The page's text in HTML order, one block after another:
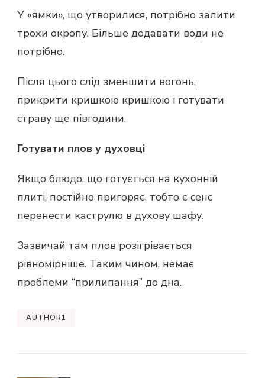
У «ямки», що утворилися, потрібно залити
трохи окропу. Більше додавати води не
потрібно.
Після цього слід зменшити вогонь,
прикрити кришкою кришкою і готувати
страву ще півгодини.
Готувати плов у духовці
Якщо блюдо, що готується на кухонній
плиті, постійно пригоряє, тобто є сенс
перенести каструлю в духову шафу.
Зазвичай там плов розігрівається
рівномірніше. Таким чином, немає
проблеми “прилипання” до дна.
AUTHOR1